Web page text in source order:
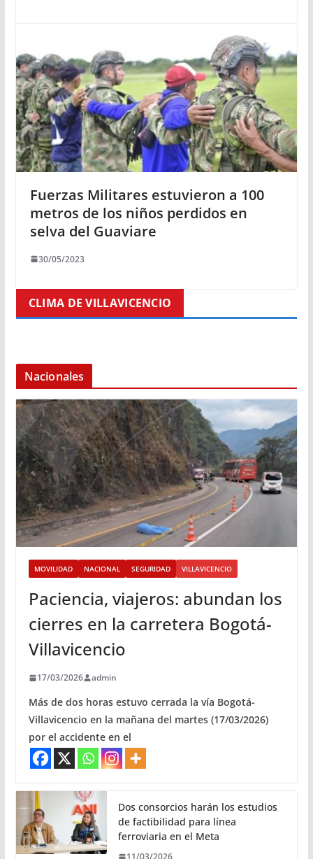
Fuerzas Militares estuvieron a 100
metros de los niños perdidos en
selva del Guaviare
30/05/2023
CLIMA DE VILLAVICENCIO
Nacionales
MOVILIDAD NACIONAL SEGURIDAD VILLAVICENCIO
Paciencia, viajeros: abundan los
cierres en la carretera Bogotá-
Villavicencio
17/03/2026 admin
Más de dos horas estuvo cerrada la vía Bogotá-
Villavicencio en la mañana del martes (17/03/2026)
por el accidente en el
Dos consorcios harán los estudios
de factibilidad para línea
ferroviaria en el Meta